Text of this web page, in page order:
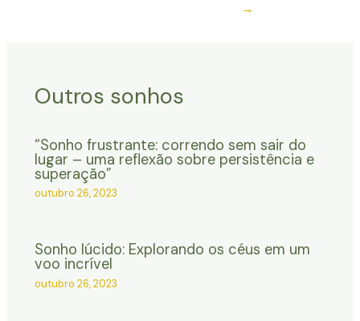
→
Outros sonhos
“Sonho frustrante: correndo sem sair do
lugar – uma reflexão sobre persistência e
superação”
outubro 26, 2023
Sonho lúcido: Explorando os céus em um
voo incrível
outubro 26, 2023